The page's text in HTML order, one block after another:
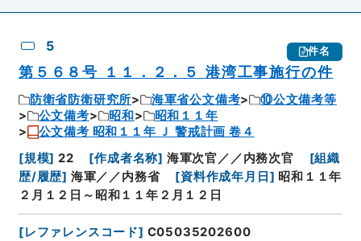
5 件名
第５６８号 １１．２．５ 港湾工事施行の件
防衛省防衛研究所 海軍省公文備考
⑩公文備考等
公文備考
昭和
昭和１１年
公文備考 昭和１１年 Ｊ 警戒計画 卷４
[規模] 22 [作成者名称] 海軍次官／／内務次官 [組織
歴/履歴] 海軍／／内務省 [資料作成年月日 ] 昭和１１年
２月１２日～昭和１１年２月１２日
[レファレンスコード] C05035202600